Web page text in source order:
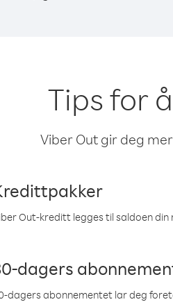
Tips for
Viber Out gir deg
Out-kreditt legges til saldoen din
dagers
dagers abonnementet lar deg